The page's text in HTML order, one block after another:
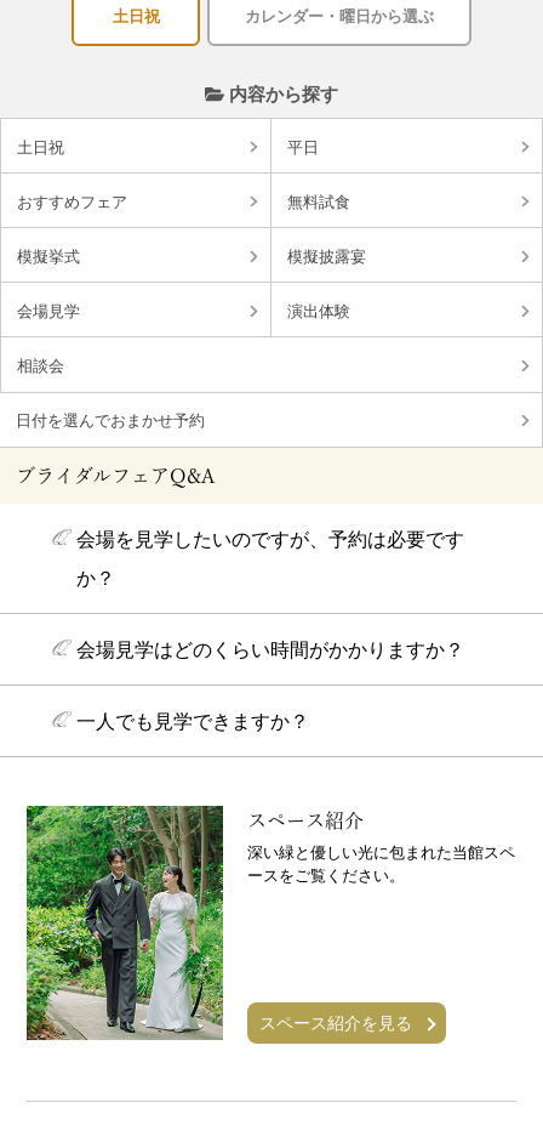
土日祝 カレンダー・曜日から選ぶ
内容から探す
土日祝 平日
おすすめフェア 無料試食
模擬挙式 模擬披露宴
会場見学 演出体験
相談会
日付を選んでおまかせ予約
ブライダルフェアQ&A
会場を見学したいのですが、予約は必要です
か？
会場見学はどのくらい時間がかかりますか？
一人でも見学できますか？
スペース紹介
深い緑と優しい光に包まれた当館スペ
ースをご覧ください。
スペース紹介を見る